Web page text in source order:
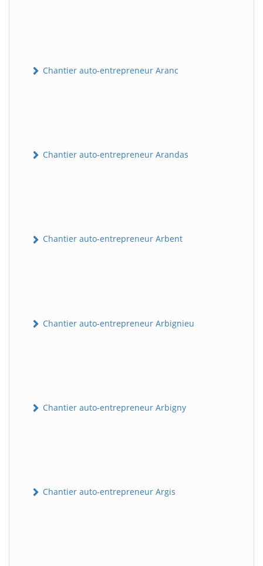
Chantier auto-entrepreneur Aranc
Chantier auto-entrepreneur Arandas
Chantier auto-entrepreneur Arbent
Chantier auto-entrepreneur Arbignieu
Chantier auto-entrepreneur Arbigny
Chantier auto-entrepreneur Argis